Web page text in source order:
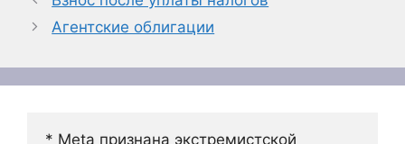
Агентские облигации
* Meta признана экстремистской